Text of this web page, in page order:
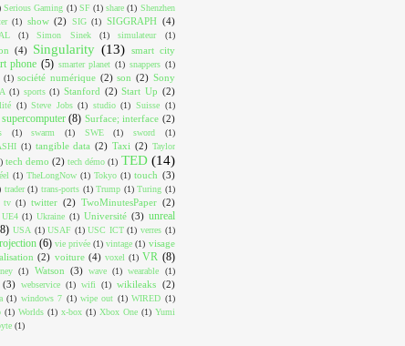
Serious Gaming (1) SF (1) share (1) Shenzhen
(1) show (2) SIG (1) SIGGRAPH (4)
(1) Simon Sinek (1) simulateur (1)
(4) Singularity (13)
smart city
phone (5) smarter planet (1) snappers (1)
(1) société numérique (2) son (2) Sony
(1) sports (1) Stanford (2) Start Up (2)
(1) Steve Jobs (1) studio (1) Suisse (1)
supercomputer (8) Surface; interface (2)
(1) swarm (1) SWE (1) sword
(1)
(1) tangible data (2) Taxi (2) Taylor
tech demo (2) tech démo (1) TED (14)
(1) TheLongNow (1) Tokyo (1) touch (3)
trader (1) trans-ports (1) Trump (1) Turing (1)
tv (1) twitter (2) TwoMinutesPaper (2)
UE4 (1) Ukraine (1) Université (3) unreal
USA (1) USAF (1) USC ICT (1) verres (1)
(6) vie privée (1) vintage (1) visage
(2) voiture (4) voxel (1) VR (8)
(1) Watson (3) wave (1) wearable (1)
(3) webservice (1) wifi (1) wikileaks (2)
(1) windows 7 (1) wipe out (1) WIRED (1)
(1) Worlds (1) x-box (1) Xbox One (1) Yumi
(1)